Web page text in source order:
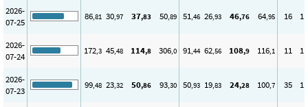
2026-
07-25
86,81 30,97 37,83 50,89 51,46 26,93 46,76 64,95 16 11
2026-
07-24
172,3 45,48 114,8 306,0 91,44 62,56 108,9 116,1 11 11
2026-
07-23
99,48 23,32 50,86 93,30 50,93 19,83 24,28 100,7 35 11